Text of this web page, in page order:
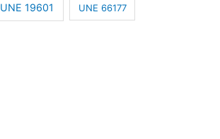
UNE 19601 UNE 66177